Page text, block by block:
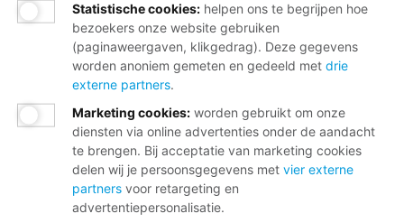
Statistische cookies: helpen ons te begrijpen hoe
bezoekers onze website gebruiken
(paginaweergaven, klikgedrag). Deze gegevens
worden anoniem gemeten en gedeeld met drie
externe partners.
Marketing cookies: worden gebruikt om onze
diensten via online advertenties onder de aandacht
te brengen. Bij acceptatie van marketing cookies
delen wij je persoonsgegevens met vier externe
partners voor retargeting en
advertentiepersonalisatie.